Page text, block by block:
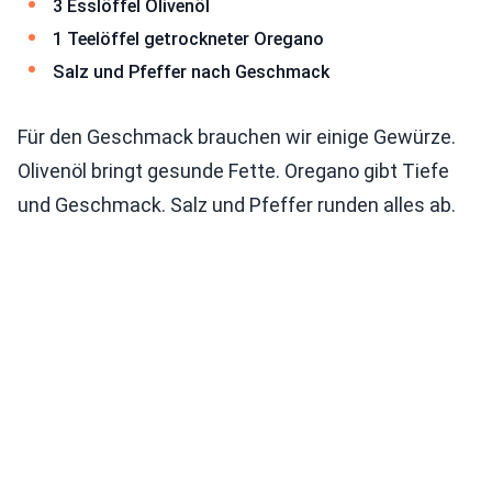
3 Esslöffel Olivenöl
1 Teelöffel getrockneter Oregano
Salz und Pfeffer nach Geschmack
Für den Geschmack brauchen wir einige Gewürze.
Olivenöl bringt gesunde Fette. Oregano gibt Tiefe
und Geschmack. Salz und Pfeffer runden alles ab.